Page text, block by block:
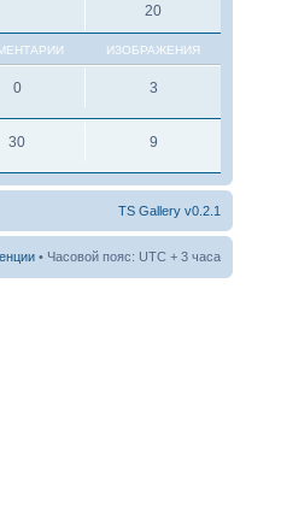
20
ИЗОБРАЖЕНИЯ
3
0
9
30
TS Gallery v0.2.1
• Часовой пояс: UTC + 3 часа